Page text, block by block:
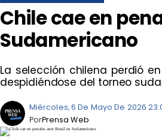
Chile cae en
Sudamericano
La selección chilena perdió
despidiéndose del torneo
Miércoles, 6 De Mayo De 2026
Prensa Web
Por